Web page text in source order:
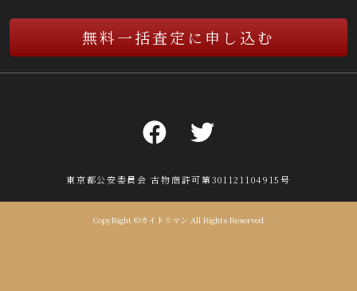
無料一括査定に申し込む
東京都公安委員会 古物商許可第301121104915号
CopyRight ©カイトリマン All Rights Reserved